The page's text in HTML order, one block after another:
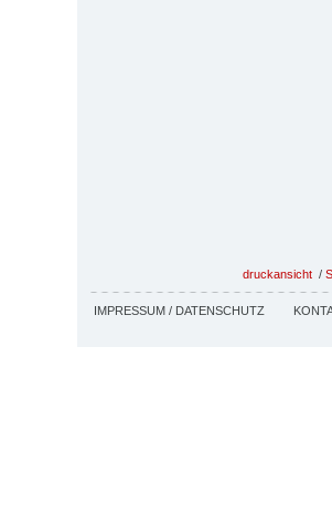
druckansicht /
IMPRESSUM / DATENSCHUTZ